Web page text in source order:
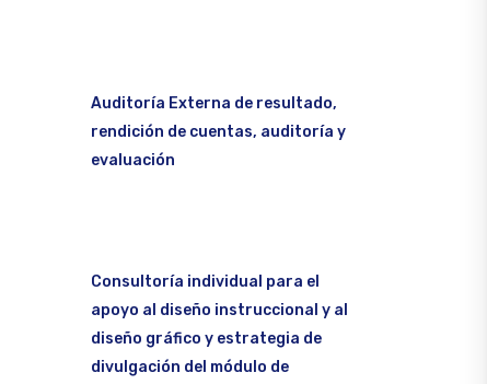
Auditoría Externa de resultado,
rendición de cuentas, auditoría y
evaluación
Consultoría individual para el
apoyo al diseño instruccional y al
diseño gráfico y estrategia de
divulgación del módulo de